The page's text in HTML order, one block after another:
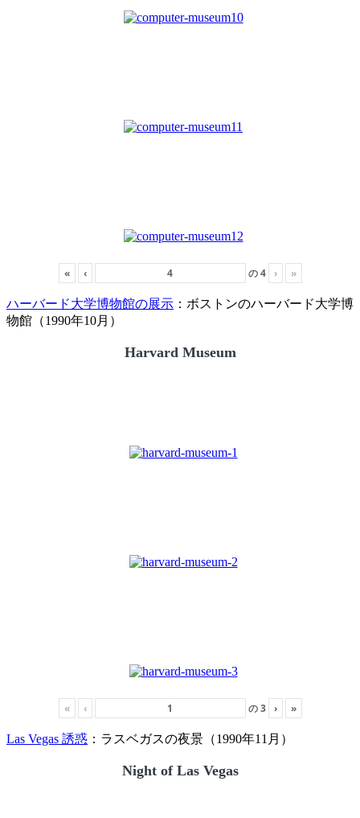
« ‹ の4 › »
ハーバード大学博物館の展示 ：ボストンのハーバード大学博
物館（1990年10月）
Harvard Museum
« ‹ の3 › »
Las Vegas 誘惑 ：ラスベガスの夜景（1990年11月）
Night of Las Vegas